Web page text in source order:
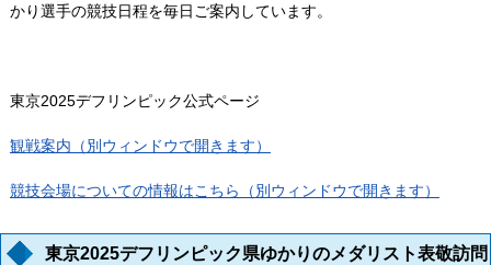
かり選手の競技日程を毎日ご案内しています。
東京2025デフリンピック公式ページ
観戦案内（別ウィンドウで開きます）
競技会場についての情報はこちら（別ウィンドウで開きます）
東京2025デフリンピック県ゆかりのメダリスト表敬訪問